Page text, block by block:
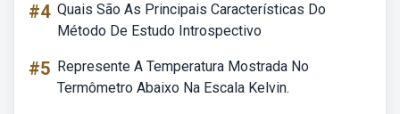
#4 Quais São As Principais Características Do
Método De Estudo Introspectivo
#5 Represente A Temperatura Mostrada No
Termômetro Abaixo Na Escala Kelvin.